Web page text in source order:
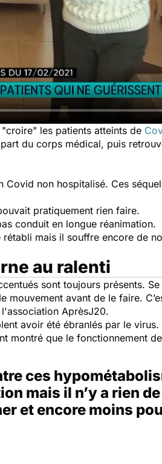
les patients atteints de
du corps médical, puis
non hospitalisé. Ces
pratiquement rien faire.
conduit en longue réanimation.
rétabli mais il souffre encore de
au ralenti
sont toujours présents.
avant de le faire.
l'association AprèsJ20.
avoir été ébranlés par le
montré que le fonctionnement
ces
mais il n’y a rien
et encore moins